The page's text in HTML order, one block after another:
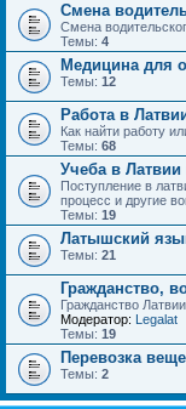
Смена
Смена
Темы: 4
Медицина для
Темы: 12
Работа в
Как найти работу
Темы: 68
Учеба в
Поступление в
процесс и другие
Темы: 19
Латышский
Темы: 21
Гражданство,
Гражданство
Модератор:
Legalat
Темы: 19
Перевозка
Темы: 2